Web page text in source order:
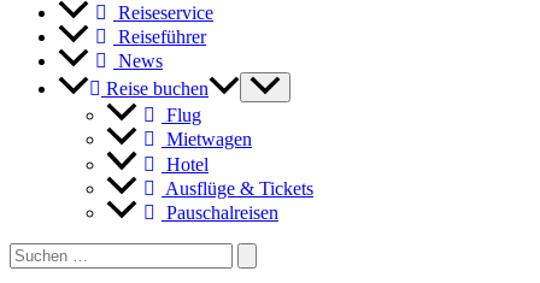
Reiseservice
Reiseführer
News
Reise buchen
Flug
Mietwagen
Hotel
Ausflüge & Tickets
Pauschalreisen
Search
for: